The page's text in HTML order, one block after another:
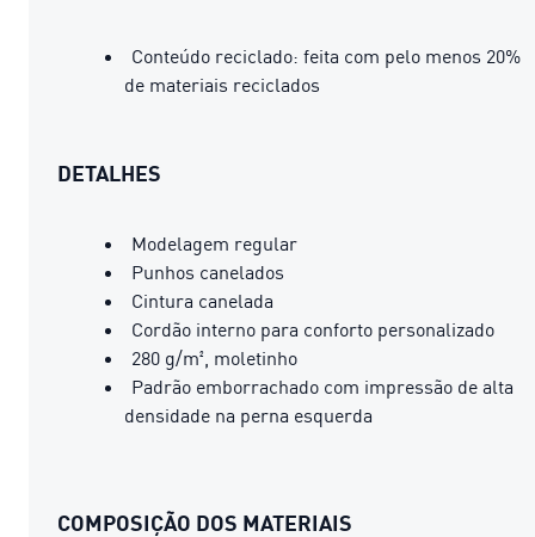
Conteúdo reciclado: feita com pelo menos 20%
de materiais reciclados
DETALHES
Modelagem regular
Punhos canelados
Cintura canelada
Cordão interno para conforto personalizado
280 g/m², moletinho
Padrão emborrachado com impressão de alta
densidade na perna esquerda
COMPOSIÇÃO DOS MATERIAIS